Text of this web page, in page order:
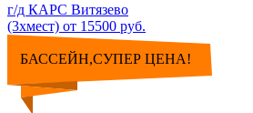
г/д КАРС Витязево
(3хмест) от 15500 руб.
БАССЕЙН,СУПЕР ЦЕНА!